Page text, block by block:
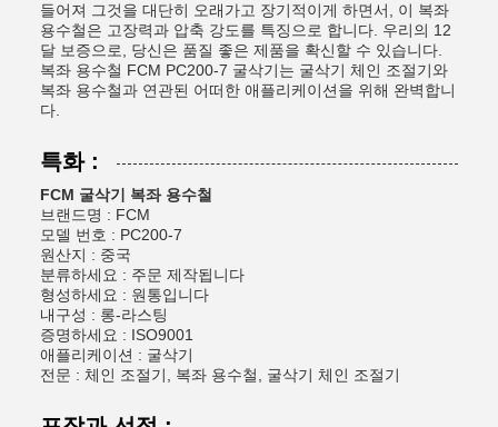
들어져 그것을 대단히 오래가고 장기적이게 하면서, 이 복좌
용수철은 고장력과 압축 강도를 특징으로 합니다. 우리의 12
달 보증으로, 당신은 품질 좋은 제품을 확신할 수 있습니다.
복좌 용수철 FCM PC200-7 굴삭기는 굴삭기 체인 조절기와
복좌 용수철과 연관된 어떠한 애플리케이션을 위해 완벽합니
다.
특화 :
FCM 굴삭기 복좌 용수철
브랜드명 : FCM
모델 번호 : PC200-7
원산지 : 중국
분류하세요 : 주문 제작됩니다
형성하세요 : 원통입니다
내구성 : 롱-라스팅
증명하세요 : ISO9001
애플리케이션 : 굴삭기
전문 : 체인 조절기, 복좌 용수철, 굴삭기 체인 조절기